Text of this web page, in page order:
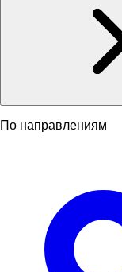
По направлениям